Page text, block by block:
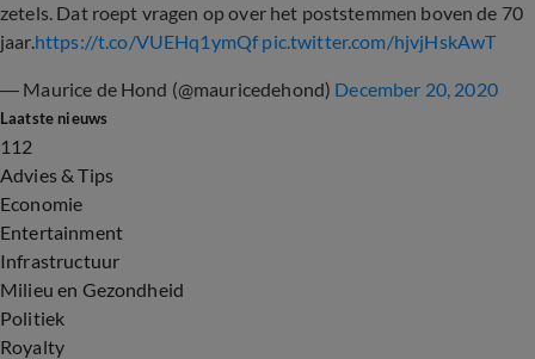
zetels. Dat roept vragen op over het poststemmen boven de 70
jaar.https://t.co/VUEHq1ymQfpic.twitter.com/hjvjHskAwT
— Maurice de Hond (@mauricedehond) December 20, 2020
Laatste nieuws
112
Advies & Tips
Economie
Entertainment
Infrastructuur
Milieu en Gezondheid
Politiek
Royalty